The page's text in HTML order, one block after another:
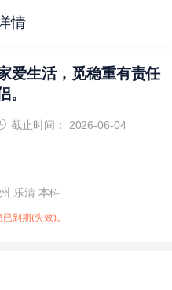
情
爱生活，觅稳重有责任
。
截止时间： 2026-06-04
乐清 本科
到期(失效)。